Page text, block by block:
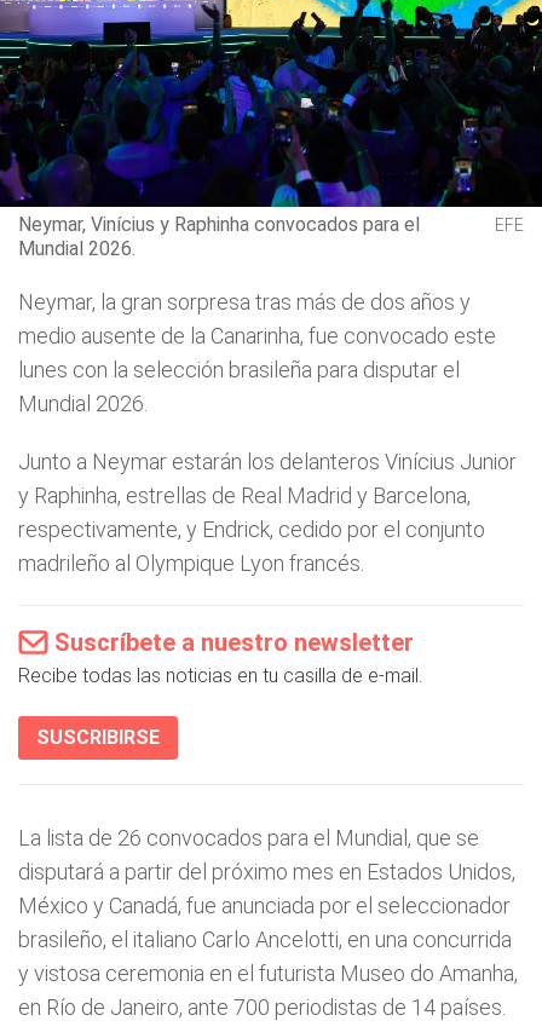
Neymar, Vinícius y Raphinha convocados para el
Mundial 2026.
EFE
Neymar, la gran sorpresa tras más de dos años y
medio ausente de la Canarinha, fue convocado este
lunes con la selección brasileña para disputar el
Mundial 2026.
Junto a Neymar estarán los delanteros Vinícius Junior
y Raphinha, estrellas de Real Madrid y Barcelona,
respectivamente, y Endrick, cedido por el conjunto
madrileño al Olympique Lyon francés.
Suscríbete a nuestro newsletter
Recibe todas las noticias en tu casilla de e-mail.
SUSCRIBIRSE
La lista de 26 convocados para el Mundial, que se
disputará a partir del próximo mes en Estados Unidos,
México y Canadá, fue anunciada por el seleccionador
brasileño, el italiano Carlo Ancelotti, en una concurrida
y vistosa ceremonia en el futurista Museo do Amanha,
en Río de Janeiro, ante 700 periodistas de 14 países.